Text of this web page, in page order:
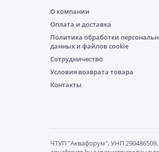
О компании
Оплата и доставка
Политика обработки
данных и файлов cookie
Сотрудничество
Условия возврата товара
Контакты
ЧТУП "Aквафорум", УНП 290486509,